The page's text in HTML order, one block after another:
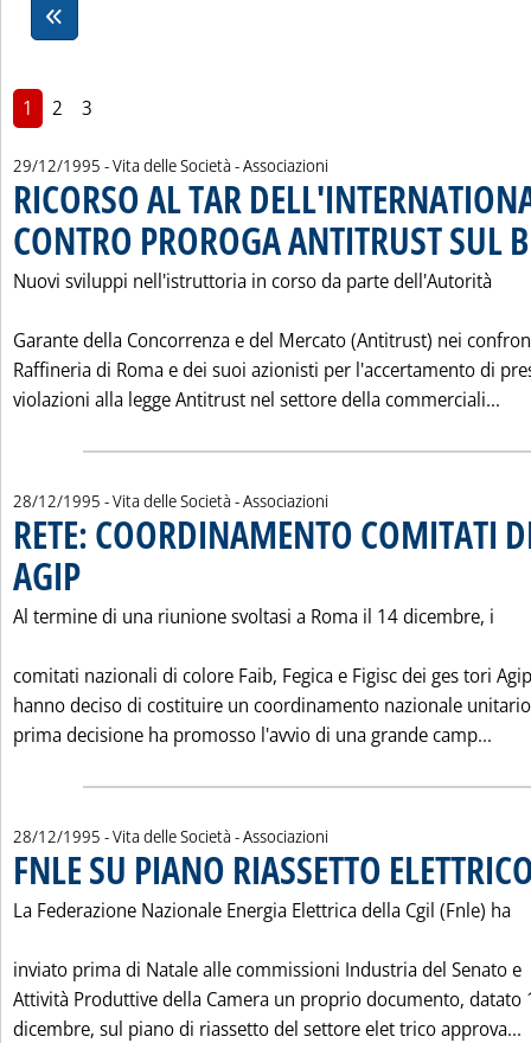
1 2 3
29/12/1995 - Vita delle Società - Associazioni
RICORSO AL TAR
CONTRO PROROGA ANTITRUST SUL
Nuovi sviluppi nell'istruttoria in corso da parte dell'Autorità
Garante della Concorrenza e del Mercato (Antitrust) nei
Raffineria di Roma e dei suoi azionisti per l'accertamento di
violazioni alla legge Antitrust nel settore della commerciali...
28/12/1995 - Vita delle Società - Associazioni
RETE: COORDINAMENTO COMITATI
AGIP. Pubblicata giovedì 28 dicembre 1995 alle 0.0.
Al termine di una riunione svoltasi a Roma il 14 dicembre, i
comitati nazionali di colore Faib, Fegica e Figisc dei ges tori Agip
hanno deciso di costituire un coordinamento nazionale
prima decisione ha promosso l'avvio di una grande camp...
28/12/1995 - Vita delle Società - Associazioni
FNLE SU PIANO RIASSETTO
La Federazione Nazionale Energia Elettrica della Cgil (Fnle) ha
inviato prima di Natale alle commissioni Industria del Senato e
Attività Produttive della Camera un proprio documento, datato
dicembre, sul piano di riassetto del settore elet trico approva...